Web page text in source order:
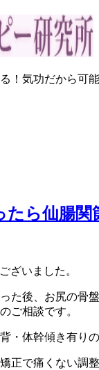
！気功だから可
たら仙腸関
ざいました。
た後、お尻の骨
ご相談です。
・体幹傾き有り
正で痛くない調